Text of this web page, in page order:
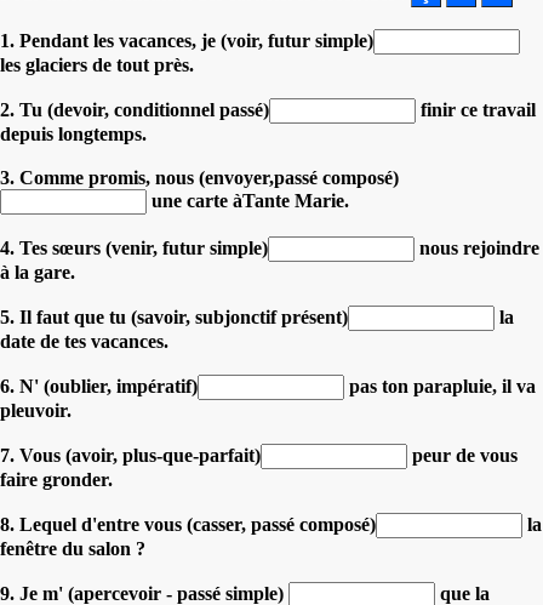
1. Pendant les vacances, je (voir, futur simple)
les glaciers de tout près.
2. Tu (devoir, conditionnel passé)
finir ce travail
depuis longtemps.
3. Comme promis, nous (envoyer,passé composé)
une carte àTante Marie.
4. Tes sœurs (venir, futur simple)
nous rejoindre
à la gare.
5. Il faut que tu (savoir, subjonctif présent)
la
date de tes vacances.
6. N' (oublier, impératif)
pas ton parapluie, il va
pleuvoir.
7. Vous (avoir, plus-que-parfait)
peur de vous
faire gronder.
8. Lequel d'entre vous (casser, passé composé)
la
fenêtre du salon ?
9. Je m' (apercevoir - passé simple)
que la